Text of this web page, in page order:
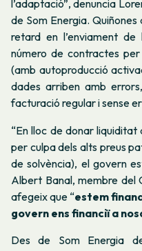
l’adaptació”, denuncia
de Som Energia. Quiñones
retard en l’enviament de
número de contractes
(amb autoproducció
dades arriben amb
facturació regular i sense
“En lloc de donar
per culpa dels alts preus
de solvència), el govern
Albert Banal, membre del
afegeix que “estem
govern ens financiï a
Des de Som Energia